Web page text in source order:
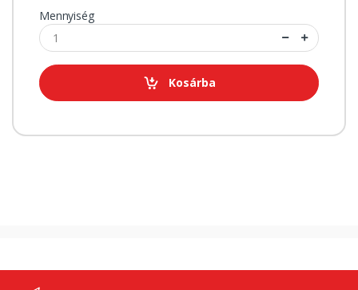
Mennyiség
Kosárba